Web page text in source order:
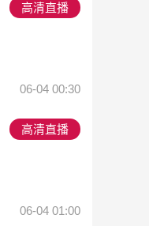
高清直播
06-04 00:30
高清直播
06-04 01:00